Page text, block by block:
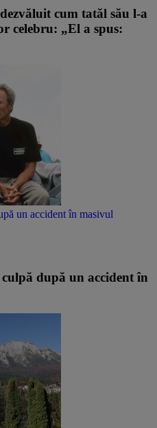
cum tatăl său l-a
celebru: „El a spus:
un accident în masivul
după un accident în